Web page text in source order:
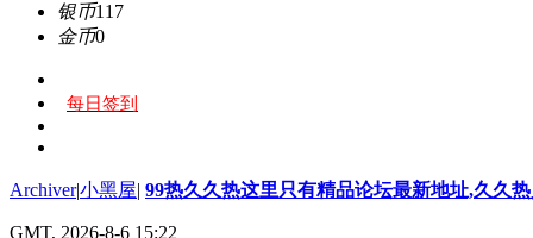
银币117
金币0
每日签到
Archiver|小黑屋| 99热久久热这里只有精品论坛最新地址,久久
GMT, 2026-8-6 15:22